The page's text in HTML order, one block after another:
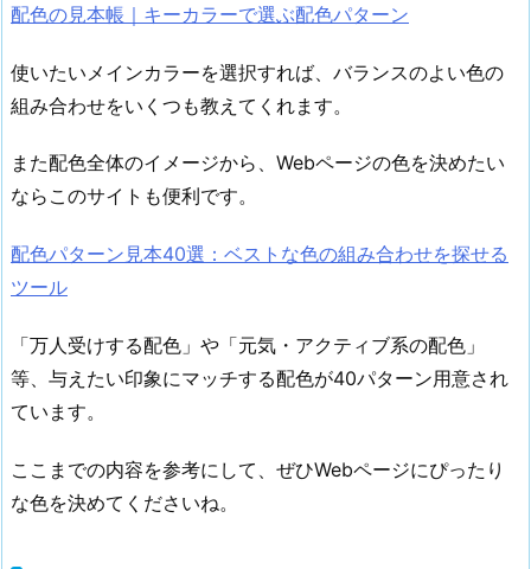
配色の見本帳｜キーカラーで選ぶ配色パターン
使いたいメインカラーを選択すれば、バランスのよい色の
組み合わせをいくつも教えてくれます。
また配色全体のイメージから、Webページの色を決めたい
ならこのサイトも便利です。
配色パターン見本40選：ベストな色の組み合わせを探せる
ツール
「万人受けする配色」や「元気・アクティブ系の配色」
等、与えたい印象にマッチする配色が40パターン用意され
ています。
ここまでの内容を参考にして、ぜひWebページにぴったり
な色を決めてくださいね。